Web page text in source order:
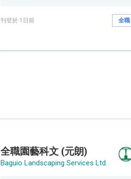
刊登於 1日前 全職
全職園藝科文 (元朗)
Baguio Landscaping Services Ltd.